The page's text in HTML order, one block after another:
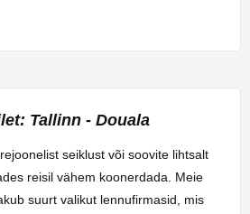
Tallinn - Douala
seiklust või soovite lihtsalt
reisil vähem koonerdada. Meie
suurt valikut lennufirmasid, mis